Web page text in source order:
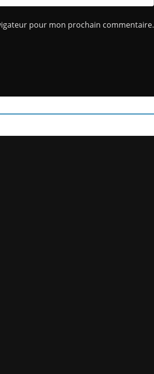
pour mon prochain commentaire.